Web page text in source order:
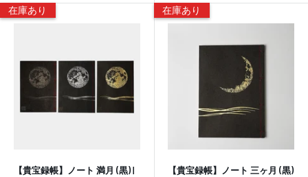
在庫あり
【貴宝録帳】ノート 満月 (黒) |
在庫あり
【貴宝録帳】ノート 三ヶ月 (黒)